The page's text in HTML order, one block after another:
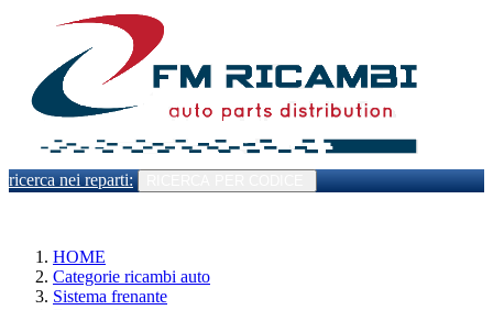
ricerca nei reparti:
HOME
Categorie ricambi auto
Sistema frenante